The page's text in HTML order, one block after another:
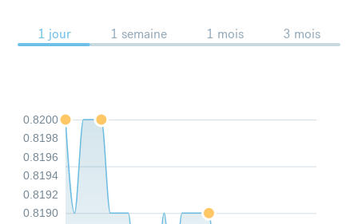
1 jour 1 semaine 1 mois 3 mois
0.8190
0.8192
0.8194
0.8196
0.8198
0.8200